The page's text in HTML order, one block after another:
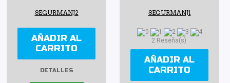
SEGURMANJ2
AÑADIR AL
CARRITO
DETALLES
SEGURMANJ1
2 Reseña(s)
AÑADIR AL
CARRITO